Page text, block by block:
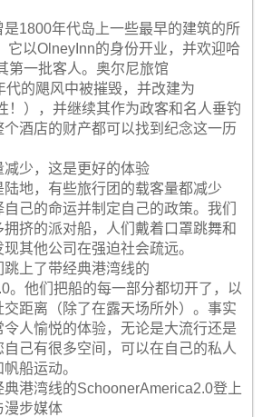
1800年代岛上一些最早的建筑的所
它以OlneyInn的身份开业，并欢迎哈
第一批客人。奥尔尼旅馆
代的飓风中被摧毁，并改建为
！），并继续其作为政客和名人垂钓
酒店的财产都可以找到纪念这一历
少，这是更好的体验
地，有些旅行团的载客量都减少
己的命运并制定自己的政策。我们
挤的派对船，人们戴着口罩跳舞和
其他公司在强迫社会疏远。
上了带经典港湾线的
。他们把船的每一部分都切开了，以
距离（除了在露天场所外）。事实
人愉悦的体验，无论是大流行还是
己有很多空间，可以在自己的私人
船运动。
典港湾线的SchoonerAmerica2.0登上
漫步媒体